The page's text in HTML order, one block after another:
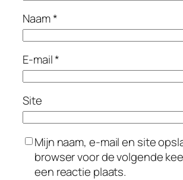
Naam*
E-mail*
Site
Mijn naam, e-mail en site
browser voor de volgende
een reactie plaats.